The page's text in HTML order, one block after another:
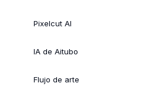
Pixelcut AI
IA de Aitubo
Flujo de arte